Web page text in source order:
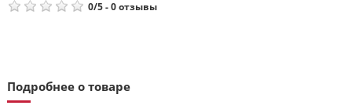
0/5-0отзывы
Подробнее о товаре